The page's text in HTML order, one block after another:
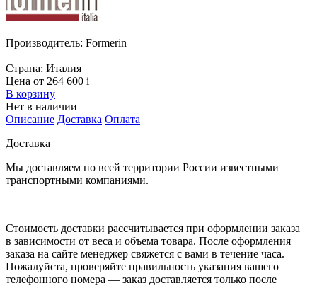
Производитель: Formerin
Страна: Италия
Цена от 264 600 i
В корзину
Нет в наличии
Описание Доставка Оплата
Доставка
Мы доставляем по всей территории России известными
транспортными компаниями.
Стоимость доставки рассчитывается при оформлении заказа
в зависимости от веса и объема товара. После оформления
заказа на сайте менеджер свяжется с вами в течение часа.
Пожалуйста, проверяйте правильность указания вашего
телефонного номера — заказ доставляется только после